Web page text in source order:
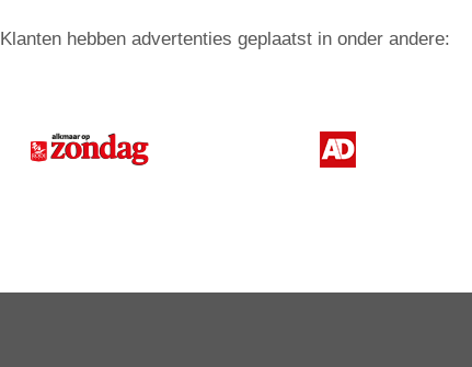
Klanten hebben advertenties geplaatst in onder andere: